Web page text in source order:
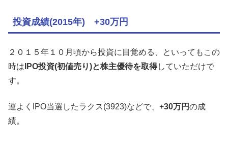
投資成績(2015年) +30万円
２０１５年１０月頃から投資に目覚める、といってもこの
時は IPO投資(初値売り)と株主優待を取得していただけで
す。
運よくIPO当選したラクス(3923)などで、+30万円の成
績。